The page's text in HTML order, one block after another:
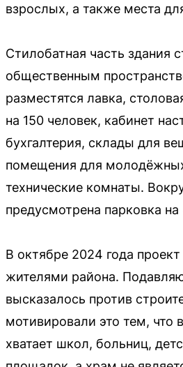
взрослых, а также места
Стилобатная часть здания
общественным
разместятся лавка,
на 150 человек, кабинет
бухгалтерия, склады для
помещения для
технические комнаты.
предусмотрена парковка
В октябре 2024 года
жителями района.
высказалось против
мотивировали это тем, что
хватает школ, больниц,